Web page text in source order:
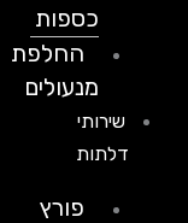
כספות
החלפת
מנעולים
שירותי
דלתות
פורץ